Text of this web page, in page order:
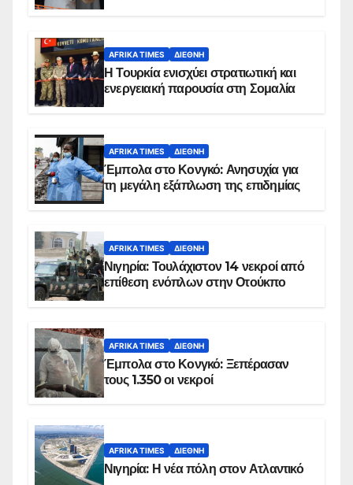
AFRIKA TIMES ΔΙΕΘΝΉ
Η Τουρκία ενισχύει στρατιωτική και
ενεργειακή παρουσία στη Σομαλία
AFRIKA TIMES ΔΙΕΘΝΉ
Έμπολα στο Κονγκό: Ανησυχία για
τη μεγάλη εξάπλωση της επιδημίας
AFRIKA TIMES ΔΙΕΘΝΉ
Νιγηρία: Τουλάχιστον 14 νεκροί από
επίθεση ενόπλων στην Οτούκπο
AFRIKA TIMES ΔΙΕΘΝΉ
Έμπολα στο Κονγκό: Ξεπέρασαν
τους 1.350 οι νεκροί
AFRIKA TIMES ΔΙΕΘΝΉ
Νιγηρία: Η νέα πόλη στον Ατλαντικό